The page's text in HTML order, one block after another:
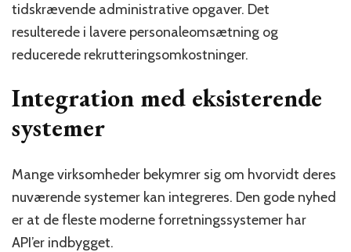
tidskrævende administrative opgaver. Det
resulterede i lavere personaleomsætning og
reducerede rekrutteringsomkostninger.
Integration med eksisterende
systemer
Mange virksomheder bekymrer sig om hvorvidt deres
nuværende systemer kan integreres. Den gode nyhed
er at de fleste moderne forretningssystemer har
API’er indbygget.